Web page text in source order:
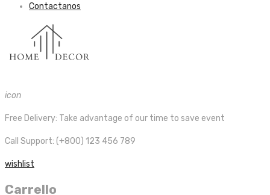
Contactanos
icon
Free Delivery: Take advantage of our time to save event
Call Support: (+800) 123 456 789
wishlist
Carrello